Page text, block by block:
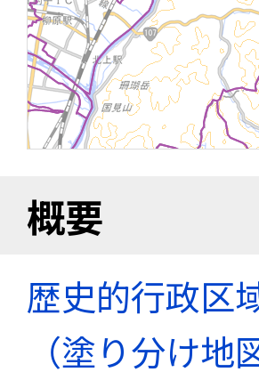
概要
歴史的行政区
（塗り分け地